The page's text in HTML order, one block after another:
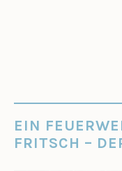
EIN
FRITSCH –